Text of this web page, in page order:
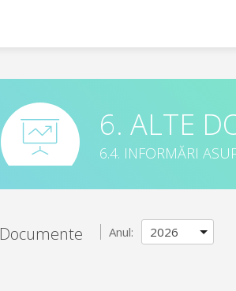
6. ALTE
6.4. INFORMĂRI
Documente Anul: